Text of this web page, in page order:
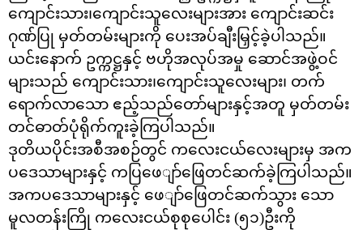
ကျောင်းသား၊ကျောင်းသူလေးများအား ကျောင်းဆင်း
ဂုဏ်ပြု မှတ်တမ်းများကို ပေးအပ်ချီးမြှင့်ခဲ့ပါသည်။
ယင်းနောက် ဥက္ကဋ္ဌနှင့် ဗဟိုအလုပ်အမှု ဆောင်အဖွဲ့ဝင်
များသည် ကျောင်းသား၊ကျောင်းသူလေးများ၊ တက်
ရောက်လာသော ဧည့်သည်တော်များနှင့်အတူ မှတ်တမ်း
တင်ဓာတ်ပုံရိုက်ကူးခဲ့ကြပါသည်။
ဒုတိယပိုင်းအစီအစဉ်တွင် ကလေးငယ်လေးများမှ အက
ပဒေသာများနှင့် ကပြဖေျာ်ဖြေတင်ဆက်ခဲ့ကြပါသည်။
အကပ‌ဒေသာများနှင့် ဖေျာ်ဖြေတင်ဆက်သွား သော
မူလတန်းကြို ကလေးငယ်စုစု‌ပေါင်း (၅၁)ဦးကို